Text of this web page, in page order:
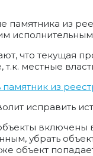
из
что текущая
т.к. местные
памятник из
исправить
включены
убрать
объект